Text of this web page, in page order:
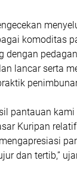
komoditas
dengan
lancar serta
pantauan
Kuripan
dan tertib,”